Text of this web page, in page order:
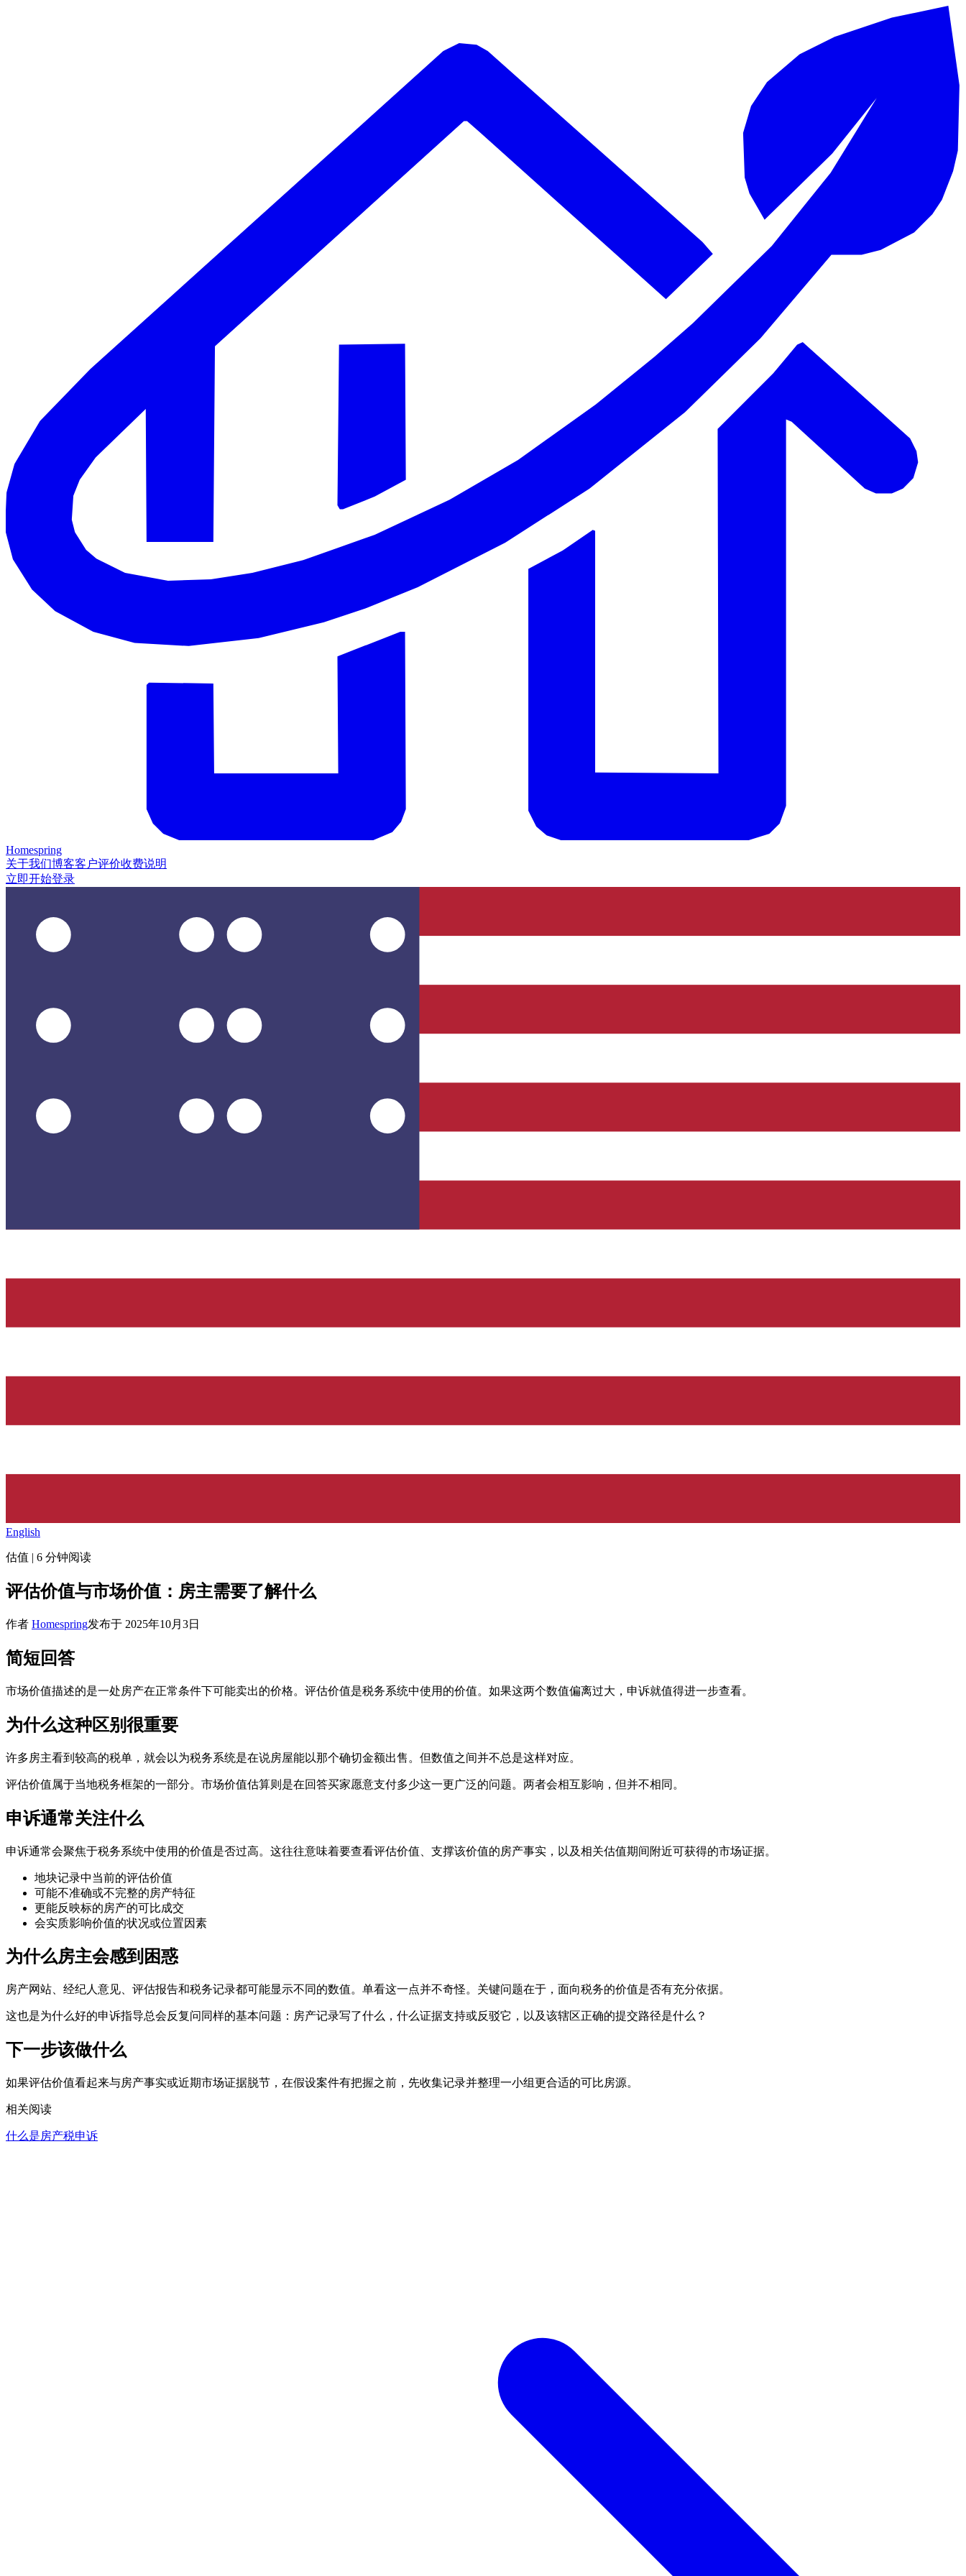
Homespring
关于我们博客客户评价收费说明
立即开始登录
English
估值 | 6 分钟阅读
评估价值与市场价值：房主需要了解什么
作者 Homespring发布于 2025年10月3日
简短回答
市场价值描述的是一处房产在正常条件下可能卖出的价格。评估价值是税务系统中使用的价值。如果这两个数值偏离过大，申诉就值得进一步查看。
为什么这种区别很重要
许多房主看到较高的税单，就会以为税务系统是在说房屋能以那个确切金额出售。但数值之间并不总是这样对应。
评估价值属于当地税务框架的一部分。市场价值估算则是在回答买家愿意支付多少这一更广泛的问题。两者会相互影响，但并不相同。
申诉通常关注什么
申诉通常会聚焦于税务系统中使用的价值是否过高。这往往意味着要查看评估价值、支撑该价值的房产事实，以及相关估值期间附近可获得的市场证据。
地块记录中当前的评估价值
可能不准确或不完整的房产特征
更能反映标的房产的可比成交
会实质影响价值的状况或位置因素
为什么房主会感到困惑
房产网站、经纪人意见、评估报告和税务记录都可能显示不同的数值。单看这一点并不奇怪。关键问题在于，面向税务的价值是否有充分依据。
这也是为什么好的申诉指导总会反复问同样的基本问题：房产记录写了什么，什么证据支持或反驳它，以及该辖区正确的提交路径是什么？
下一步该做什么
如果评估价值看起来与房产事实或近期市场证据脱节，在假设案件有把握之前，先收集记录并整理一小组更合适的可比房源。
相关阅读
什么是房产税申诉